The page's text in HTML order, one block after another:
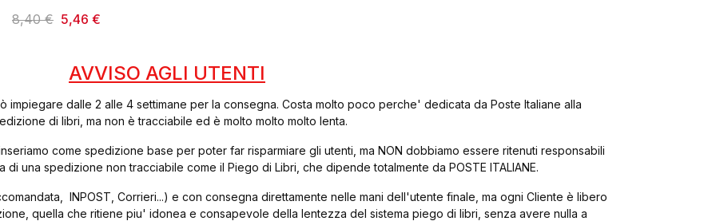
8,40 € 5,46 €
AVVISO AGLI UTENTI
impiegare dalle 2 alle 4 settimane per la consegna. Costa molto poco perche' dedicata da Poste Italiane alla
di libri, ma non è tracciabile ed è molto molto molto lenta.
come spedizione base per poter far risparmiare gli utenti, ma NON dobbiamo essere ritenuti responsabili
una spedizione non tracciabile come il Piego di Libri, che dipende totalmente da POSTE ITALIANE.
INPOST, Corrieri...) e con consegna direttamente nelle mani dell'utente finale, ma ogni Cliente è libero
quella che ritiene piu' idonea e consapevole della lentezza del sistema piego di libri, senza avere nulla a